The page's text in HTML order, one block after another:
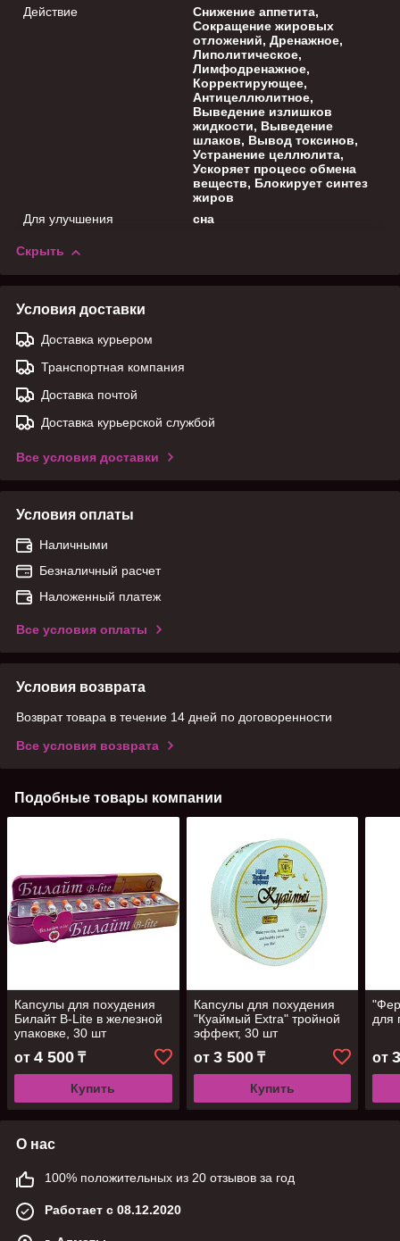
Действие
Снижение аппетита,
Сокращение жировых
отложений, Дренажное,
Липолитическое,
Лимфодренажное,
Корректирующее,
Антицеллюлитное,
Выведение излишков
жидкости, Выведение
шлаков, Вывод токсинов,
Устранение целлюлита,
Ускоряет процесс обмена
веществ, Блокирует синтез
жиров
Для улучшения
сна
Скрыть
Условия доставки
Доставка курьером
Транспортная компания
Доставка почтой
Доставка курьерской службой
Все условия доставки
Условия оплаты
Наличными
Безналичный расчет
Наложенный платеж
Все условия оплаты
Условия возврата
Возврат товара в течение 14 дней по договоренности
Все условия возврата
Подобные товары компании
Капсулы для похудения
Билайт B-Lite в железной
упаковке, 30 шт
от 4 500 ₸
Купить
Капсулы для похудения
"Куаймый Extra" тройной
эффект, 30 шт
от 3 500₸
Купить
для
от
О нас
100% положительных из 20 отзывов за год
Работает с 08.12.2020